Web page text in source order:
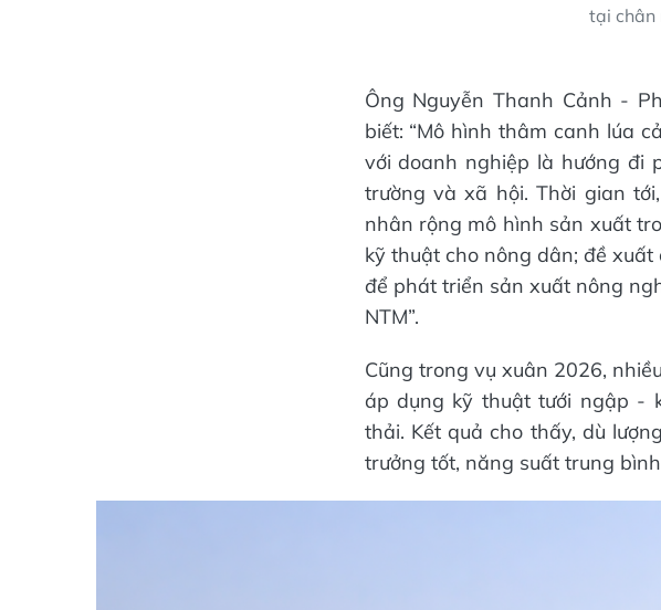
tại chân
Ông Nguyễn Thanh Cảnh -
biết: “Mô hình thâm canh lúa
với doanh nghiệp là hướng đi
trường và xã hội. Thời gian
nhân rộng mô hình sản xuất
kỹ thuật cho nông dân; đề
để phát triển sản xuất nông
NTM”.
Cũng trong vụ xuân 2026,
áp dụng kỹ thuật tưới ngập -
thải. Kết quả cho thấy, dù
trưởng tốt, năng suất trung